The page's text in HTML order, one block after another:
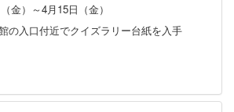
）～4月15日（金）
入口付近でクイズラリー台紙を入手